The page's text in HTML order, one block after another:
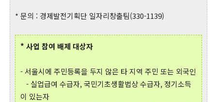
* 문의 : 경제발전기획단 일자리창출팀(330-1139)
* 사업 참여 배제 대상자
- 서울시에 주민등록을 두지 않은 타 지역 주민 또는 외국인
- 실업급여 수급자, 국민기초생활법상 수급자, 정기소득
이 있는자